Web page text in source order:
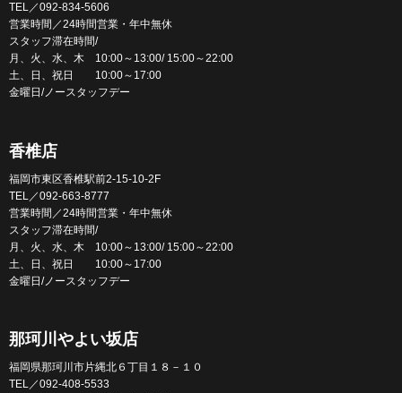
TEL／092-834-5606
営業時間／24時間営業・年中無休
スタッフ滞在時間/
月、火、水、木 10:00～13:00/ 15:00～22:00
土、日、祝日 10:00～17:00
金曜日/ノースタッフデー
香椎店
福岡市東区香椎駅前2-15-10-2F
TEL／092-663-8777
営業時間／24時間営業・年中無休
スタッフ滞在時間/
月、火、水、木 10:00～13:00/ 15:00～22:00
土、日、祝日 10:00～17:00
金曜日/ノースタッフデー
那珂川やよい坂店
福岡県那珂川市片縄北６丁目１８－１０
TEL／092-408-5533